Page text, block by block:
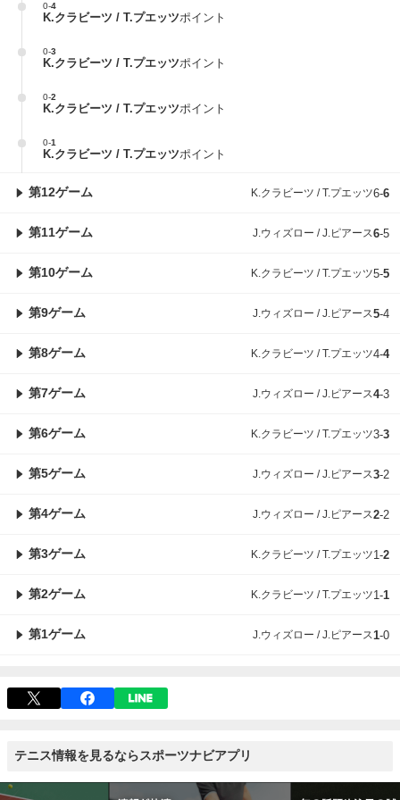
0-4
K.クラビーツ / T.プエッツポイント
0-3
K.クラビーツ / T.プエッツポイント
0-2
K.クラビーツ / T.プエッツポイント
0-1
K.クラビーツ / T.プエッツポイント
第12ゲーム K.クラビーツ / T.プエッツ6-6
第11ゲーム J.ウィズロー / J.ピアース6-5
第10ゲーム K.クラビーツ / T.プエッツ5-5
第9ゲーム J.ウィズロー / J.ピアース5-4
第8ゲーム K.クラビーツ / T.プエッツ4-4
第7ゲーム J.ウィズロー / J.ピアース4-3
第6ゲーム K.クラビーツ / T.プエッツ3-3
第5ゲーム J.ウィズロー / J.ピアース3-2
第4ゲーム J.ウィズロー / J.ピアース2-2
第3ゲーム K.クラビーツ / T.プエッツ1-2
第2ゲーム K.クラビーツ / T.プエッツ1-1
第1ゲーム J.ウィズロー / J.ピアース 1-0
テニス情報を見るならスポーツナビアプリ